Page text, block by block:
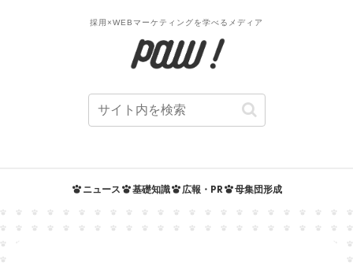
採用×WEBマーケティングを学べるメディア
ニュース 基礎知識 広報・PR 母集団形成